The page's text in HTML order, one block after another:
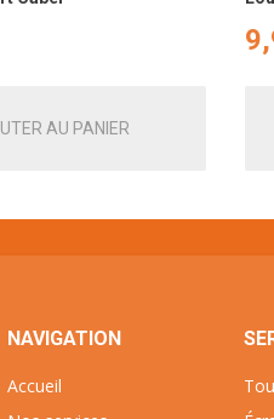
AU PANIER
NAVIGATION
Accueil